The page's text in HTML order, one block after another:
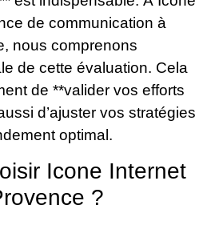
de communication à
nous comprenons
de cette évaluation. Cela
de **valider vos efforts
d’ajuster vos stratégies
optimal.
Icone Internet
?